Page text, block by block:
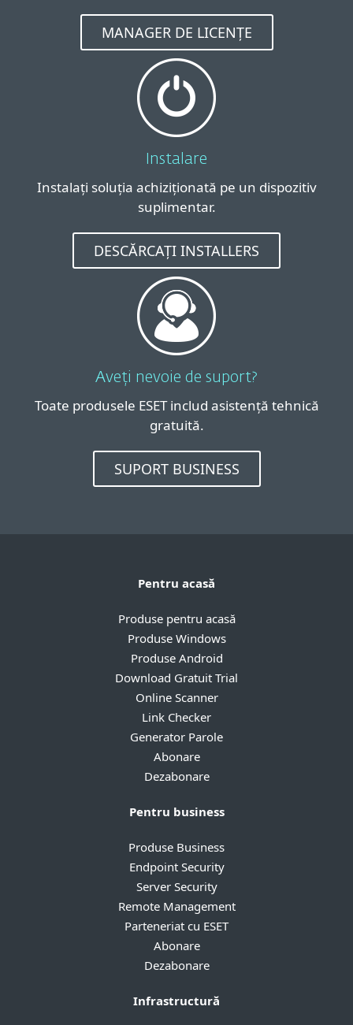
MANAGER DE LICENȚE
Instalare
Instalați soluția achiziționată pe un dispozitiv
suplimentar.
DESCĂRCAȚI INSTALLERS
Aveți nevoie de suport?
Toate produsele ESET includ asistență tehnică
gratuită.
SUPORT BUSINESS
Pentru acasă
Produse pentru acasă
Produse Windows
Produse Android
Download Gratuit Trial
Online Scanner
Link Checker
Generator Parole
Abonare
Dezabonare
Pentru business
Produse Business
Endpoint Security
Server Security
Remote Management
Parteneriat cu ESET
Abonare
Dezabonare
Infrastructură